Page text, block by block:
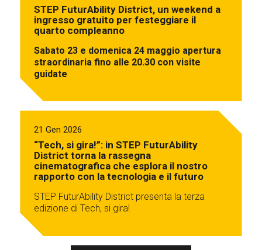
STEP FuturAbility District, un weekend a
ingresso gratuito per festeggiare il
quarto compleanno
Sabato 23 e domenica 24 maggio apertura
straordinaria fino alle 20.30 con visite
guidate
21 Gen 2026
“Tech, si gira!”: in STEP FuturAbility
District torna la rassegna
cinematografica che esplora il nostro
rapporto con la tecnologia e il futuro
STEP FuturAbility District presenta la terza
edizione di Tech, si gira!